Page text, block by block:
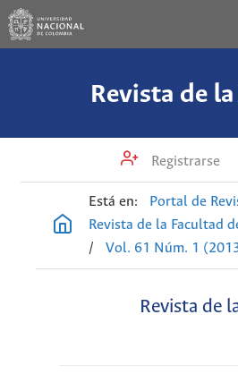
Revista de
Registrarse
Está en: Portal de
Revista de la Facultad
/
Vol. 61 Núm. 1
Revista de